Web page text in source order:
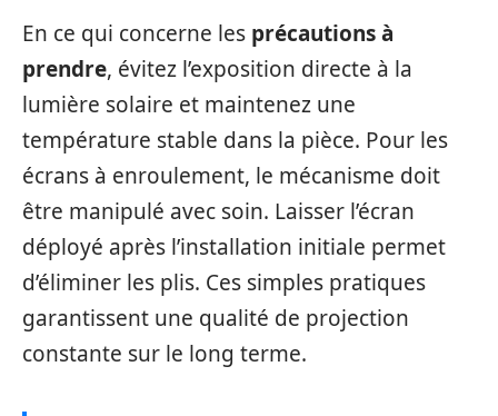
En ce qui concerne les précautions à
prendre, évitez l’exposition directe à la
lumière solaire et maintenez une
température stable dans la pièce. Pour les
écrans à enroulement, le mécanisme doit
être manipulé avec soin. Laisser l’écran
déployé après l’installation initiale permet
d’éliminer les plis. Ces simples pratiques
garantissent une qualité de projection
constante sur le long terme.